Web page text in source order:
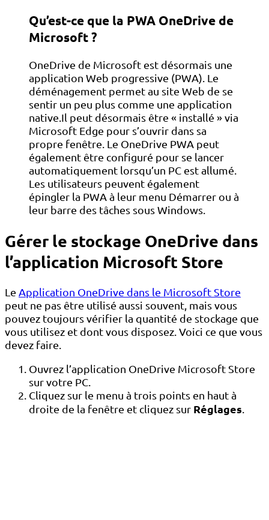
Qu’est-ce que la PWA OneDrive de
Microsoft ?
OneDrive de Microsoft est désormais une
application Web progressive (PWA). Le
déménagement permet au site Web de se
sentir un peu plus comme une application
native.Il peut désormais être « installé » via
Microsoft Edge pour s’ouvrir dans sa
propre fenêtre. Le OneDrive PWA peut
également être configuré pour se lancer
automatiquement lorsqu’un PC est allumé.
Les utilisateurs peuvent également
épingler la PWA à leur menu Démarrer ou à
leur barre des tâches sous Windows.
Gérer le stockage OneDrive dans
l’application Microsoft Store
Le Application OneDrive dans le Microsoft Store
peut ne pas être utilisé aussi souvent, mais vous
pouvez toujours vérifier la quantité de stockage que
vous utilisez et dont vous disposez. Voici ce que vous
devez faire.
Ouvrez l’application OneDrive Microsoft Store
sur votre PC.
Cliquez sur le menu à trois points en haut à
droite de la fenêtre et cliquez sur Réglages.